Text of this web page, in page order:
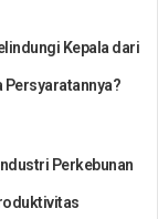
Kepala dari
Persyaratannya?
Perkebunan